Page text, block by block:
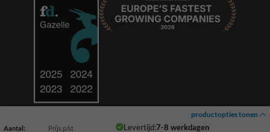
productopties tonen
Aantal: Prijs p/st Levertijd:7-8 werkdagen